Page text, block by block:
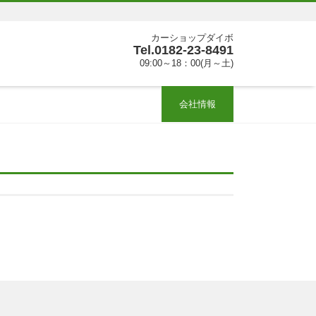
カーショップダイボ
Tel.0182-23-8491
09:00～18：00(月～土)
会社情報